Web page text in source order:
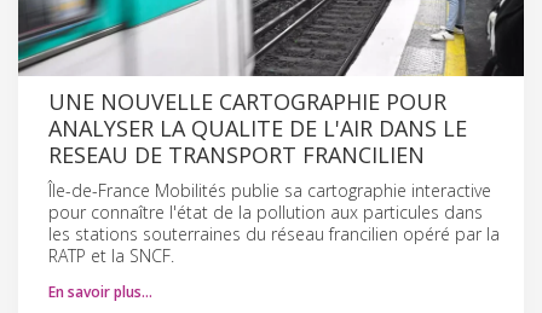
UNE NOUVELLE CARTOGRAPHIE POUR
ANALYSER LA QUALITE DE L'AIR DANS LE
RESEAU DE TRANSPORT FRANCILIEN
Île-de-France Mobilités publie sa cartographie interactive
pour connaître l'état de la pollution aux particules dans
les stations souterraines du réseau francilien opéré par la
RATP et la SNCF.
En savoir plus…